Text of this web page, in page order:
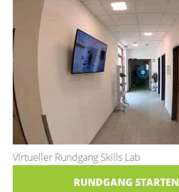
Virtueller Rundgang Skills Lab
RUNDGANG STARTEN